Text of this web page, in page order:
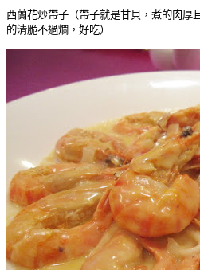
西蘭花炒帶子（帶子就是甘貝，煮的肉厚
的清脆不過爛，好吃）